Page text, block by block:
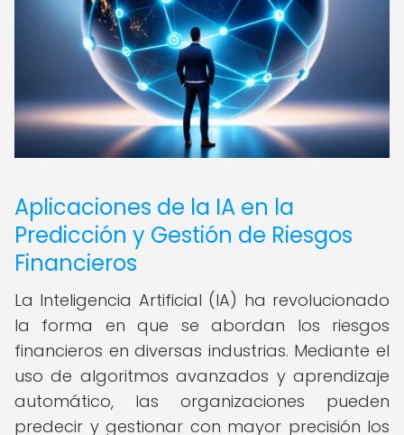
Aplicaciones de la IA en la
Predicción y Gestión de Riesgos
Financieros
La Inteligencia Artificial (IA) ha revolucionado
la forma en que se abordan los riesgos
financieros en diversas industrias. Mediante el
uso de algoritmos avanzados y aprendizaje
automático, las organizaciones pueden
predecir y gestionar con mayor precisión los